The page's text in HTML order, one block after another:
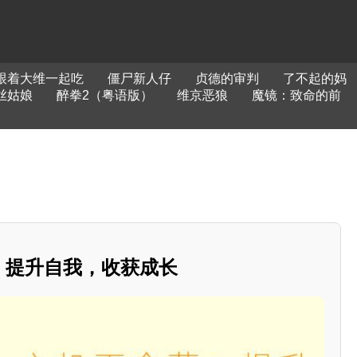
着大维一起吃 僵尸新人仔 贞德的审判
了不起的妈
姑娘
醉拳2（粤语版） 维京恶狼 魔镜：致命的前
升自我，收获成长